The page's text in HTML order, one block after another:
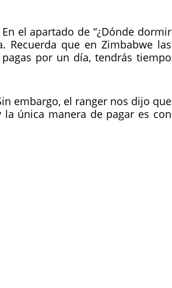
el apartado de “¿Dónde dormir
Recuerda que en Zimbabwe las
por un día, tendrás tiempo
embargo, el ranger nos dijo que
única manera de pagar es con